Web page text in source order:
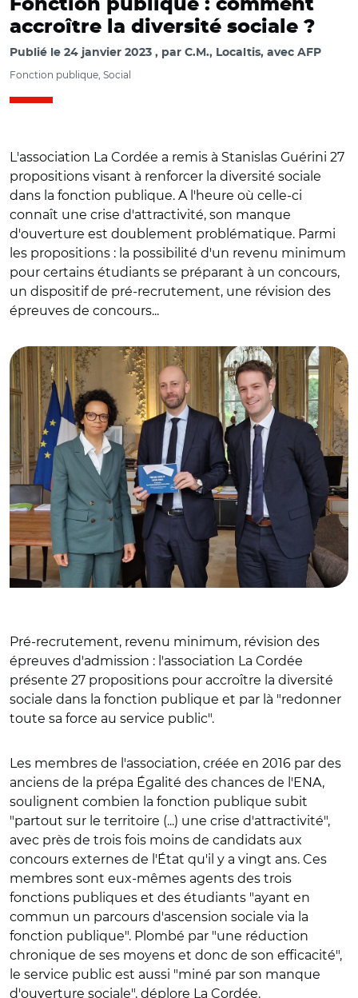
Fonction publique : comment
accroître la diversité sociale ?
Publié le 24 janvier 2023 par C.M., Localtis, avec AFP
Fonction publique, Social
L'association La Cordée a remis à Stanislas Guérini 27
propositions visant à renforcer la diversité sociale
dans la fonction publique. A l'heure où celle-ci
connaît une crise d'attractivité, son manque
d'ouverture est doublement problématique. Parmi
les propositions : la possibilité d'un revenu minimum
pour certains étudiants se préparant à un concours,
un dispositif de pré-recrutement, une révision des
épreuves de concours...
© @LaCordeeAsso/Stanislas Guerini reçoit 27 propositions
Pré-recrutement, revenu minimum, révision des
épreuves d'admission : l'association La Cordée
présente 27 propositions pour accroître la diversité
sociale dans la fonction publique et par là "redonner
toute sa force au service public".
Les membres de l'association, créée en 2016 par des
anciens de la prépa Égalité des chances de l'ENA,
soulignent combien la fonction publique subit
"partout sur le territoire (...) une crise d'attractivité",
avec près de trois fois moins de candidats aux
concours externes de l'État qu'il y a vingt ans. Ces
membres sont eux-mêmes agents des trois
fonctions publiques et des étudiants "ayant en
commun un parcours d'ascension sociale via la
fonction publique". Plombé par "une réduction
chronique de ses moyens et donc de son efficacité",
le service public est aussi "miné par son manque
d'ouverture sociale", déplore La Cordée.